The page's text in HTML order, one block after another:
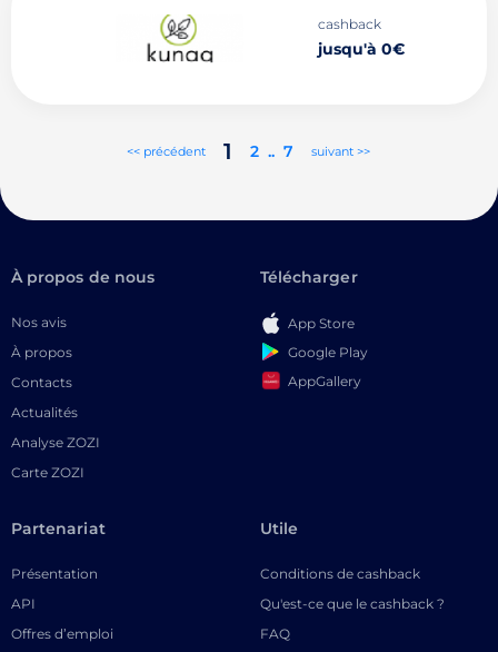
cashback
jusqu'à 0€
<< précédent 1 2 .. 7 suivant >>
À propos de nous
Nos avis
À propos
Contacts
Actualités
Analyse ZOZI
Carte ZOZI
Télécharger
App Store
Google Play
AppGallery
Partenariat
Présentation
API
Offres d’emploi
Utile
Conditions de cashback
Qu'est-ce que le cashback ?
FAQ